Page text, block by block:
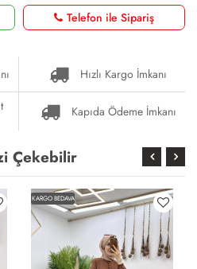
Telefon ile Sipariş
Hızlı Kargo İmkanı
Kapıda Ödeme İmkanı
Çekebilir
KARGO BEDAVA